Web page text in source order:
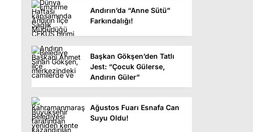
Andırın’da “Anne Sütü”
Farkındalığı!
Başkan Gökşen’den Tatlı
Jest: “Çocuk Gülerse,
Andırın Güler”
Ağustos Fuarı Esnafa Can
Suyu Oldu!